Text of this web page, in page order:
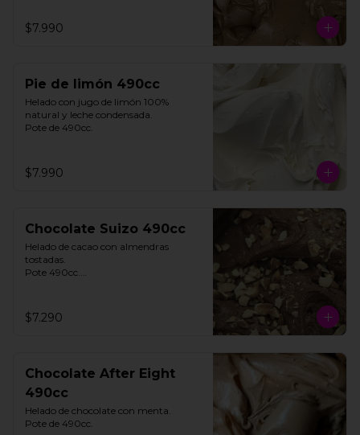
$7.990
Pie de limón 490cc
Helado con jugo de limón 100%
natural y leche condensada.
Pote de 490cc.
$7.990
Chocolate Suizo 490cc
Helado de cacao con almendras
tostadas.
Pote 490cc.
**FOTO REFERENCIAL**
$7.290
Chocolate After Eight
490cc
Helado de chocolate con menta.
Pote de 490cc.